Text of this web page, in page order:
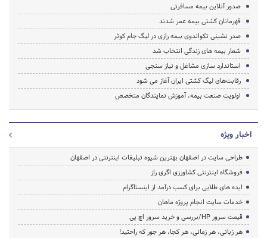
صدور آنلاین بیمه مسافرتی
قهرمانان کشتی بیمه عمر شدند
صدر نشینی تکواندوی بیمه رازی در لیگ جام کوثر
شعار بیمه های زندگی انتخاب شد
استاندارد سازی مشاغل و نیاز سنجی
رقابت‌های لیگ کشتی ایران آغاز می شود
اولویت صنعت بیمه، آموزش نمایندگان متخصص
اخبار ویژه
طراحی سایت در اصفهان بهترین شیوه تبلیغات اینترنتی در اصفهان
فروشگاه اینترنتی کشاورزی اگری راز
ایده های طلایی برای کسب درآمد از اینستاگرام
خدمات سایت انجام پروژه ماهان
قیمت سرور HP/بررسی و خرید سرور اچ پی
هر زبانی، هر زمانی، هر کجا، هر جور که راحتید!